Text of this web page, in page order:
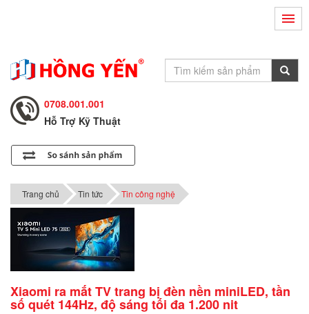
0708.002.002
Tư Vấn Bán Hàng
Hỗ Trợ Kỹ Thuật
0708.002.002
0708.001.001
Trang chủ Tin tức Tin công nghệ
Xiaomi ra mắt TV trang bị đèn nền miniLED, tần
số quét 144Hz, độ sáng tối đa 1.200 nit